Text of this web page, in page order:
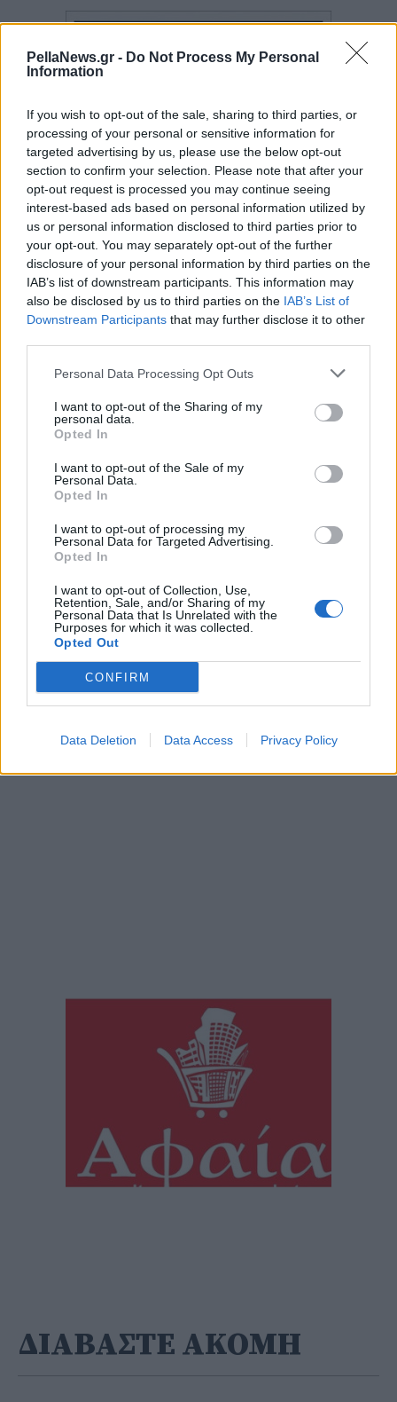
PellaNews.gr - Do Not Process My Personal
Information
If you wish to opt-out of the sale, sharing to third parties, or
processing of your personal or sensitive information for
targeted advertising by us, please use the below opt-out
section to confirm your selection. Please note that after your
opt-out request is processed you may continue seeing
interest-based ads based on personal information utilized by
us or personal information disclosed to third parties prior to
your opt-out. You may separately opt-out of the further
disclosure of your personal information by third parties on the
IAB’s list of downstream participants. This information may
also be disclosed by us to third parties on the IAB’s List of
Downstream Participants that may further disclose it to other
Personal Data Processing Opt Outs
I want to opt-out of the Sharing of my
personal data.
Opted In
I want to opt-out of the Sale of my
Personal Data.
Opted In
I want to opt-out of processing my
Personal Data for Targeted Advertising.
Opted In
I want to opt-out of Collection, Use,
Retention, Sale, and/or Sharing of my
Personal Data that Is Unrelated with the
Purposes for which it was collected.
Opted Out
CONFIRM
Data Deletion Data Access Privacy Policy
ΔΙΑΒΑΣΤΕ ΑΚΟΜΗ